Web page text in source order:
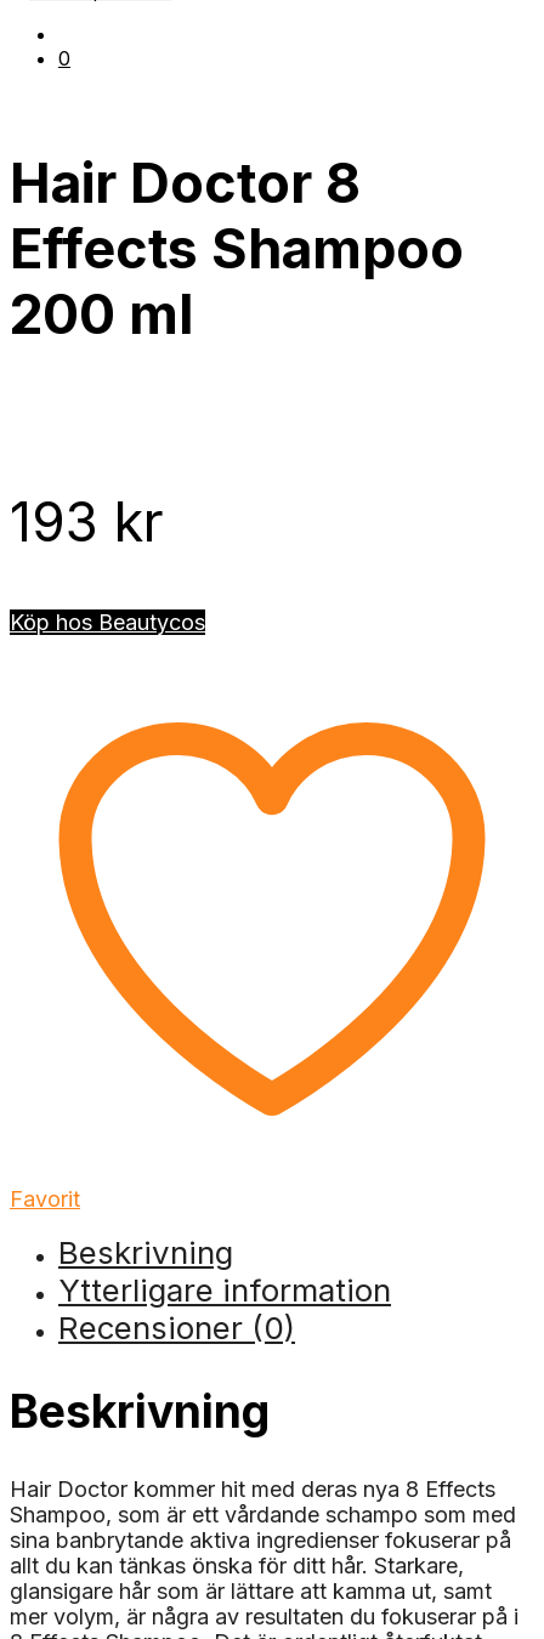
0
Hair Doctor 8
Effects Shampoo
200 ml
193 kr
Köp hos Beautycos
Favorit
Beskrivning
Ytterligare information
Recensioner (0)
Beskrivning
Hair Doctor kommer hit med deras nya 8 Effects
Shampoo, som är ett vårdande schampo som med
sina banbrytande aktiva ingredienser fokuserar på
allt du kan tänkas önska för ditt hår. Starkare,
glansigare hår som är lättare att kamma ut, samt
mer volym, är några av resultaten du fokuserar på i